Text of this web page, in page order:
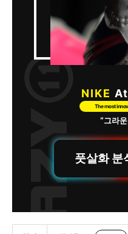
NIKE
The most
“그라
풋살화 분